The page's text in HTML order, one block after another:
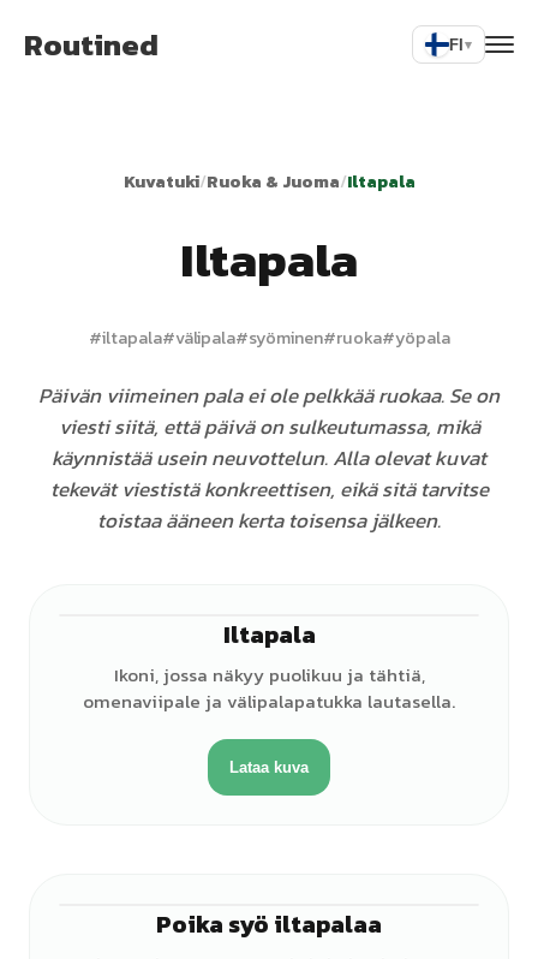
Routined FI▾
Kuvatuki/Ruoka & Juoma/Iltapala
Iltapala
#iltapala#välipala#syöminen#ruoka#yöpala
Päivän viimeinen pala ei ole pelkkää ruokaa. Se on
viesti siitä, että päivä on sulkeutumassa, mikä
käynnistää usein neuvottelun. Alla olevat kuvat
tekevät viestistä konkreettisen, eikä sitä tarvitse
toistaa ääneen kerta toisensa jälkeen.
Iltapala
Ikoni, jossa näkyy puolikuu ja tähtiä,
omenaviipale ja välipalapatukka lautasella.
Lataa kuva
Poika syö iltapalaa